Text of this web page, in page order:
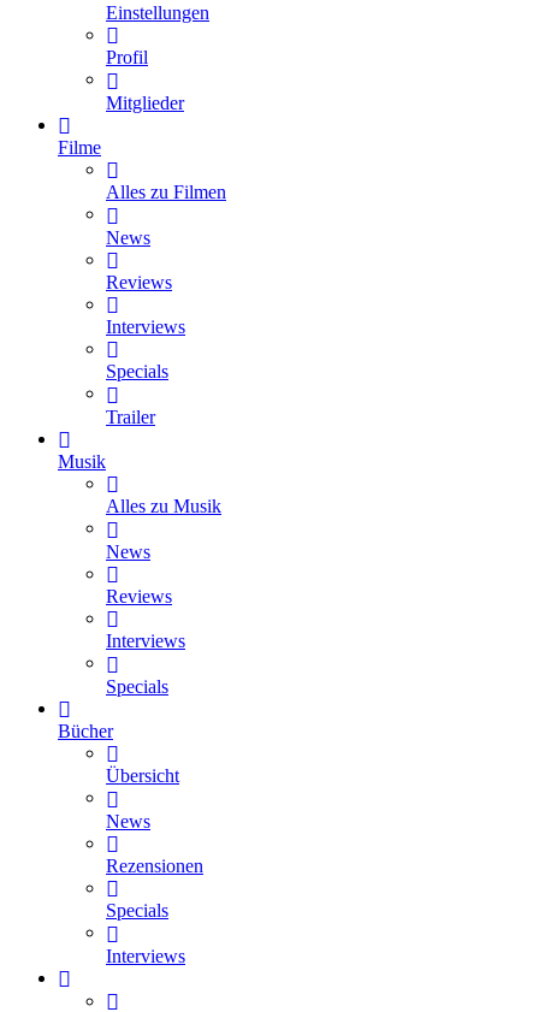
Einstellungen
Profil
Mitglieder
Filme
Alles zu Filmen
News
Reviews
Interviews
Specials
Trailer
Musik
Alles zu Musik
News
Reviews
Interviews
Specials
Bücher
Übersicht
News
Rezensionen
Specials
Interviews